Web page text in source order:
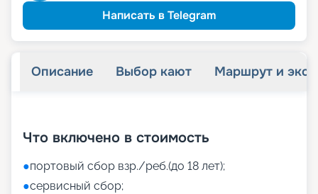
Написать в Telegram
Описание Выбор кают Маршрут и
Что включено в стоимость
●портовый сбор взр./реб.(до 18 лет);
●сервисный сбор;